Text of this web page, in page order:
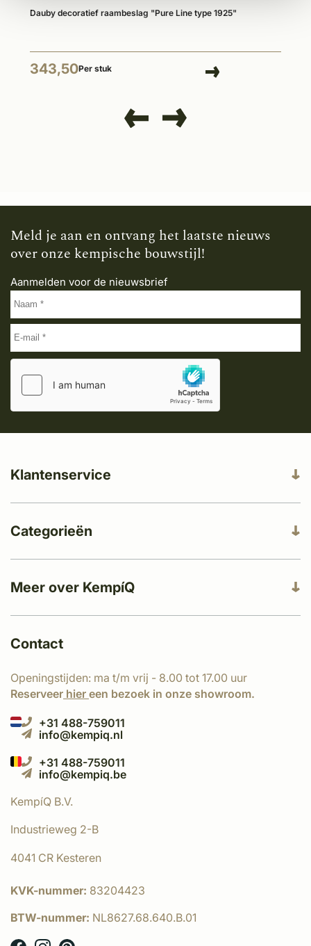
Dauby decoratief raambeslag "Pure Line type 1925"
343,50Per stuk
Meld je aan en ontvang het laatste nieuws
over onze kempische bouwstijl!
Aanmelden voor de nieuwsbrief
Meer over KempíQ
Klantenservice
Categorieën
Contact
Openingstijden: ma t/m vrij - 8.00 tot 17.00 uur
Reserveer hier een bezoek in onze showroom.
+31 488-759011
info@kempiq.nl
+31 488-759011
info@kempiq.be
KempíQ B.V.
Industrieweg 2-B
4041 CR Kesteren
KVK-nummer: 83204423
BTW-nummer: NL8627.68.640.B.01